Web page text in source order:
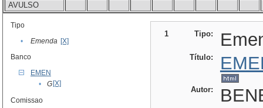
AVULSO
Tipo
•
Emenda [X]
Banco
EMEN
•
G [X]
Comissao
1 Tipo:
Título:
Autor: